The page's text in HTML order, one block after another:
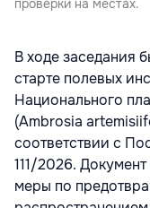
проверки на местах.
В ходе заседания
старте полевых
Национального
(Ambrosia
соответствии с
111/2026.
меры по